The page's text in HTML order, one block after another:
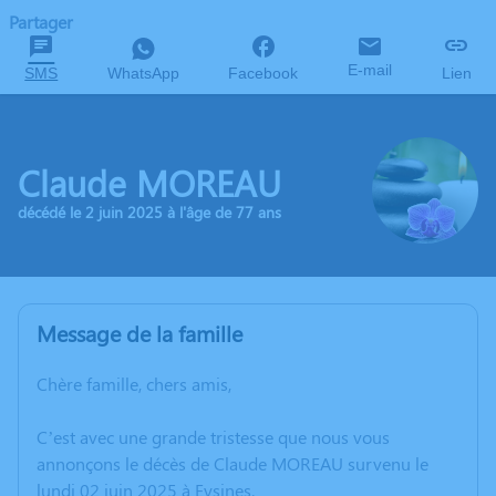
Partager
SMS WhatsApp Facebook E-mail Lien
Claude MOREAU
décédé le 2 juin 2025 à l'âge de 77 ans
Message de la famille
Chère famille, chers amis,
C’est avec une grande tristesse que nous vous
annonçons le décès de Claude MOREAU survenu le
lundi 02 juin 2025 à Eysines.